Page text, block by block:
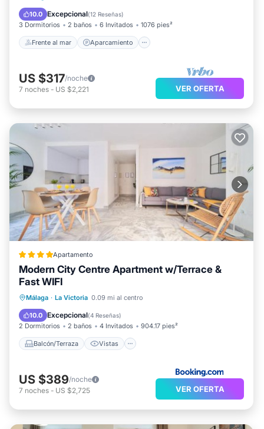
10.0 Excepcional(12 Reseñas)
3 Dormitorios 2 baños 6 Invitados 1076 pies²
Frente al mar Aparcamiento
Vista al mar
Balcón/Terraza
US $317/noche
7 noches - US $2,221 VER OFERTA
Apartamento
Modern City Centre Apartment w/Terrace &
Fast WIFI
Málaga · La Victoria 0.09 mi al centro
10.0 Excepcional(4 Reseñas)
2 Dormitorios 2 baños 4 Invitados 904.17 pies²
Balcón/Terraza Vistas
Balcón/Terraza
Vistas
Aire acondicionado
US $389/noche
7 noches - US $2,725 VER OFERTA